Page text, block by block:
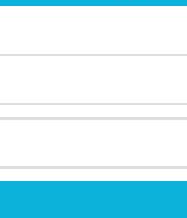
DE
O MUNDO